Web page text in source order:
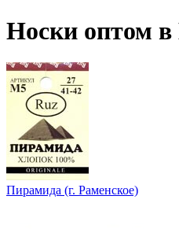
Носки оптом в
Пирамида (г. Раменское)